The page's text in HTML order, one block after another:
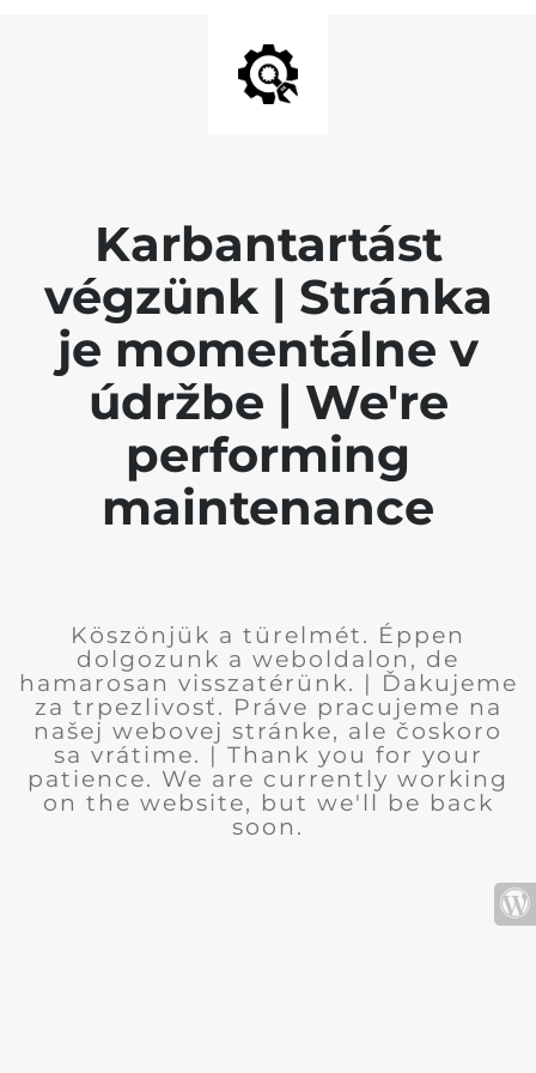
Karbantartást
végzünk | Stránka
je momentálne v
údržbe | We're
performing
maintenance
Köszönjük a türelmét. Éppen
dolgozunk a weboldalon, de
hamarosan visszatérünk. | Ďakujeme
za trpezlivosť. Práve pracujeme na
našej webovej stránke, ale čoskoro
sa vrátime. | Thank you for your
patience. We are currently working
on the website, but we'll be back
soon.